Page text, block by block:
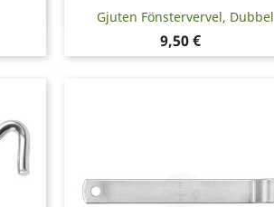
Gjuten Fönstervervel, Dubbel
Pris
9,50 €
Snabbvy